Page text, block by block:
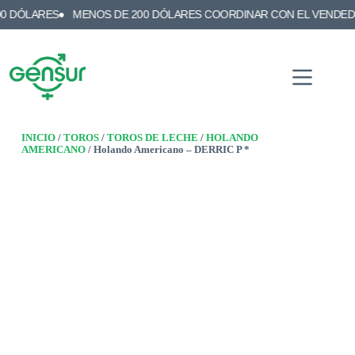
MENOS DE 200 DÓLARES COORDINAR CON EL VENDEDOR
INICIO/ TOROS/ TOROS DE LECHE / HOLANDO
AMERICANO/ Holando Americano – DERRIC P *